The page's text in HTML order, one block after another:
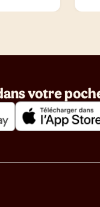
votre